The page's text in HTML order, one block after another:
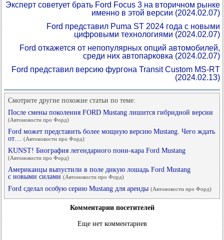
Эксперт советует брать Ford Focus 3 на вторичном рынке
именно в этой версии (2024.02.07)
Ford представил Puma ST 2024 года с новыми
цифровыми технологиями (2024.02.07)
Ford откажется от непопулярных опций автомобилей,
среди них автопарковка (2024.02.07)
Ford представил версию фургона Transit Custom MS-RT
(2024.02.13)
Смотрите другие похожие статьи по теме:
После смены поколения FORD Mustang лишится гибридной версии
(Автоновости про Форд)
Ford может представить более мощную версию Mustang. Чего ждать
от… (Автоновости про Форд)
KUNST! Биография легендарного пони-кара Ford Mustang
(Автоновости про Форд)
Американцы выпустили в поле дикую лошадь Ford Mustang
с новыми силами (Автоновости про Форд)
Ford сделал особую серию Mustang для аренды (Автоновости про Форд)
Комментарии посетителей
Еще нет комментариев